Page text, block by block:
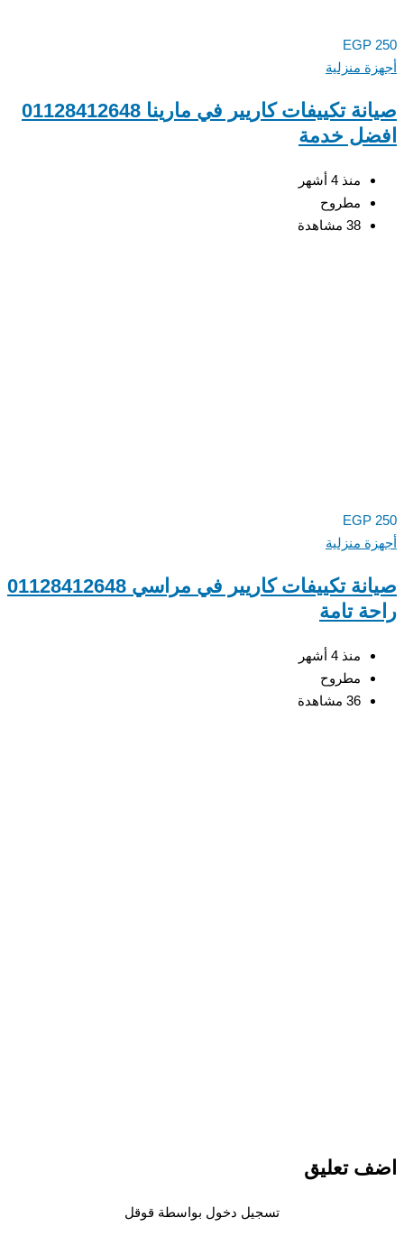
EGP
منزلية
صيانة تكييفات كاريير في مارينا 01128412648
خدمة
منذ 4 أشهر
مطروح
EGP
منزلية
صيانة تكييفات كاريير في مراسي 01128412648
تامة
منذ 4 أشهر
مطروح
تعليق
تسجيل دخول بواسطة قوقل